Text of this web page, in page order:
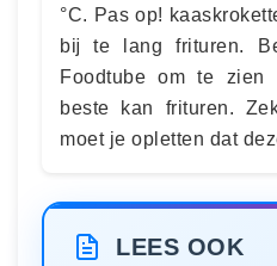
°C. Pas op!
bĳ te lang frituren.
Foodtube om te
beste kan frituren.
moet je opletten dat
LEES OOK